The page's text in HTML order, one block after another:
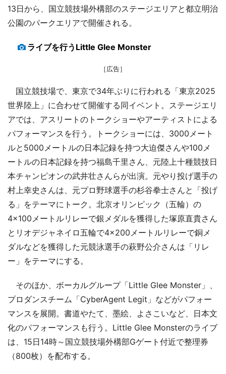
13日から、国立競技場外構部のステージエリアと都立明治
公園のパークエリアで開催される。
ライブを行うLittle Glee Monster
［広告］
国立競技場で、東京で34年ぶりに行われる「東京2025
世界陸上」に合わせて開催する同イベント。ステージエリ
アでは、アスリートのトークショーやアーティストによる
パフォーマンスを行う。トークショーには、3000メート
ルと5000メートルの日本記録を持つ大迫傑さんや100メ
ートルの日本記録を持つ福島千里さん、元陸上十種競技日
本チャンピオンの武井壮さんらが出演。元やり投げ選手の
村上幸史さんは、元プロ野球選手の杉谷拳士さんと「投げ
る」をテーマにトーク。北京オリンピック（五輪）の
4×100メートルリレーで銀メダルを獲得した塚原直貴さん
とリオデジャネイロ五輪で4×200メートルリレーで銅メ
ダルなどを獲得した元競泳選手の萩野公介さんは「リレ
ー」をテーマにする。
そのほか、ボーカルグループ「Little Glee Monster」、
プロダンスチーム「CyberAgent Legit」などがパフォー
マンスを展開。書道やたて、墨絵、よさこいなど、日本文
化のパフォーマンスも行う。Little Glee Monsterのライブ
は、15日14時～国立競技場外構部Gゲート付近で整理券
（800枚）を配布する。